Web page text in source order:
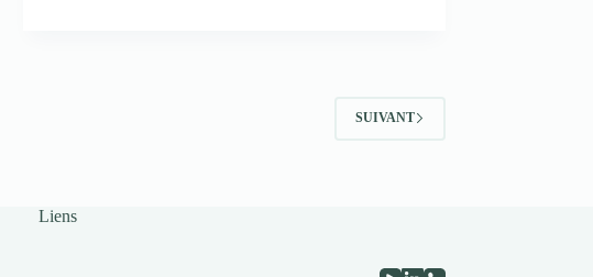
SUIVANT
Liens